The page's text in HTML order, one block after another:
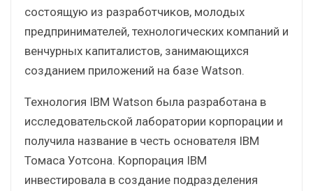
состоящую из разработчиков, молодых
предпринимателей, технологических компаний и
венчурных капиталистов, занимающихся
созданием приложений на базе Watson.
Технология IBM Watson была разработана в
исследовательской лаборатории корпорации и
получила название в честь основателя IBM
Томаса Уотсона. Корпорация IBM
инвестировала в создание подразделения